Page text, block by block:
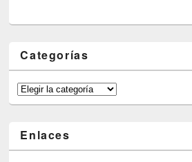
Categorías
Categorías
Enlaces